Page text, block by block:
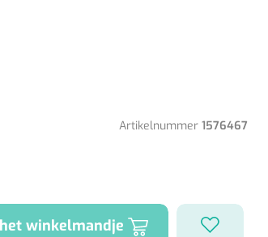
Artikelnummer 1576467
winkelmandje